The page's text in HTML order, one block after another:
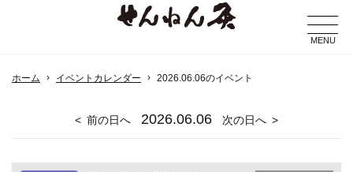
MENU
ホーム イベントカレンダー 2026.06.06のイベント
前の日へ 2026.06.06 次の日へ